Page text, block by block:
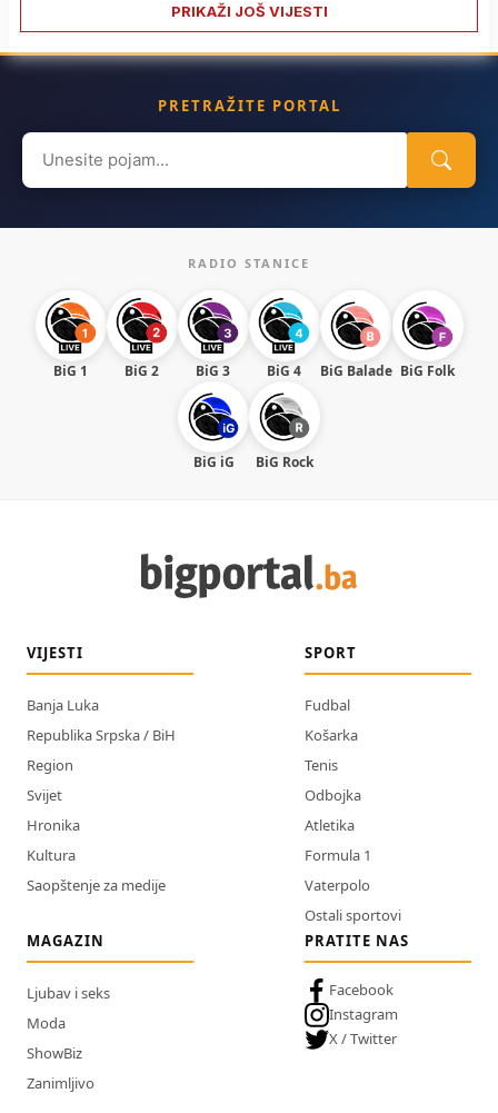
PRIKAŽI JOŠ VIJESTI
PRETRAŽITE PORTAL
Search
for:
RADIO STANICE
BiG 1 BiG 2 BiG 3 BiG 4 BiG Balade BiG Folk
BiG iG BiG Rock
VIJESTI
Banja Luka
Republika Srpska / BiH
Region
Svijet
Hronika
Kultura
Saopštenje za medije
SPORT
Fudbal
Košarka
Tenis
Odbojka
Atletika
Formula 1
Vaterpolo
Ostali sportovi
MAGAZIN
Ljubav i seks
Moda
ShowBiz
Zanimljivo
PRATITE NAS
Facebook
Instagram
X / Twitter